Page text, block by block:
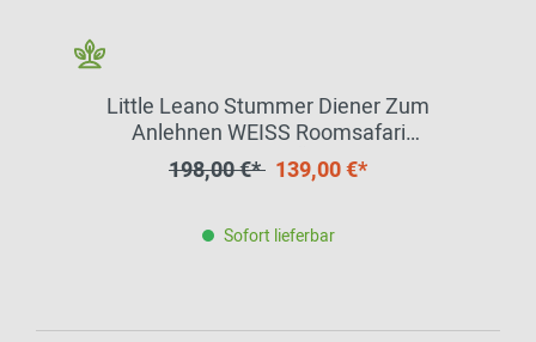
Little Leano Stummer Diener Zum
Anlehnen WEISS Roomsafari
EINZELSTÜCK
198,00 €* 139,00 €*
Sofort lieferbar